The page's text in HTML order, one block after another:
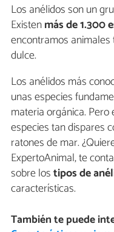
Los anélidos son un
Existenmás de 1.300
encontramos
dulce.
Los anélidos más
unas especies
materia orgánica.
especies tan dispares
ratones de mar.
ExpertoAnimal, te
sobre lostipos de
características.
También te puede